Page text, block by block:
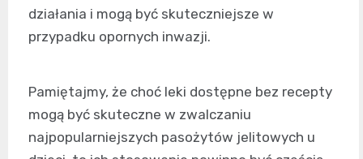
działania i mogą być skuteczniejsze w
przypadku opornych inwazji.
Pamiętajmy, że choć leki dostępne bez recepty
mogą być skuteczne w zwalczaniu
najpopularniejszych pasożytów jelitowych u